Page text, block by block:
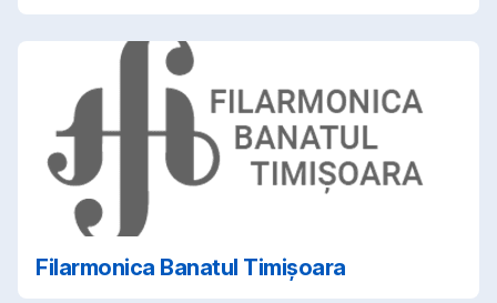
Filarmonica Banatul Timișoara